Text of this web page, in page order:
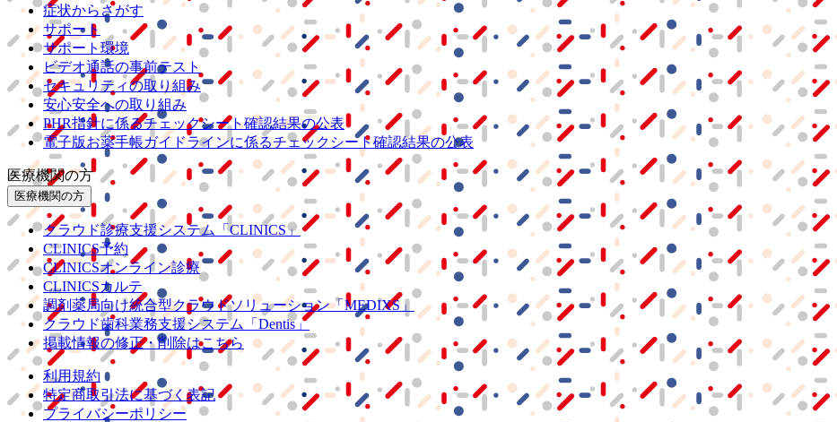
症状からさがす
サポート
サポート環境
ビデオ通話の事前テスト
セキュリティの取り組み
安心安全への取り組み
PHR指針に係るチェックシート確認結果の公表
電子版お薬手帳ガイドラインに係るチェックシート確認結果の公表
医療機関の方
医療機関の方
クラウド診療支援システム
「CLINICS」
CLINICS予約
CLINICSオンライン診療
CLINICSカルテ
調剤薬局向け統合型クラウドソリューション「MEDIXS」
クラウド歯科業務支援システム
「Dentis」
掲載情報の修正・削除はこちら
利用規約
特定商取引法に基づく表記
プライバシーポリシー